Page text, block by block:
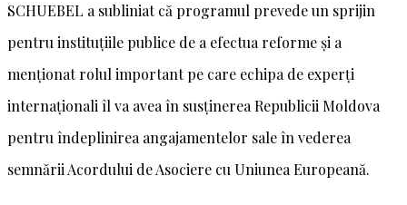
SCHUEBEL a subliniat că programul prevede un sprijin
pentru instituțiile publice de a efectua reforme și a
menționat rolul important pe care echipa de experți
internaționali îl va avea în susținerea Republicii Moldova
pentru îndeplinirea angajamentelor sale în vederea
semnării Acordului de Asociere cu Uniunea Europeană.